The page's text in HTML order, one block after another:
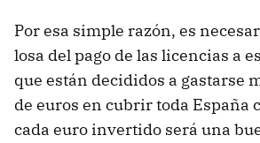
Por esa simple razón, es
losa del pago de las licencias a
que están decididos a gastarse
de euros en cubrir toda España
cada euro invertido será una